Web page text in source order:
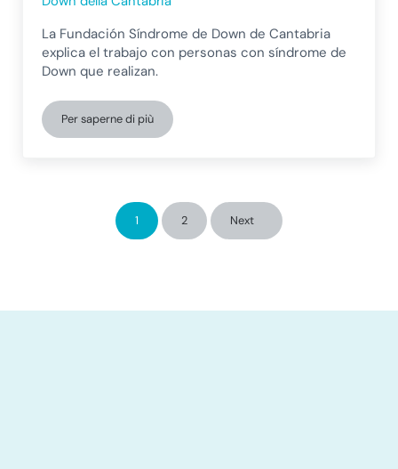
La Fundación Síndrome de Down de Cantabria
explica el trabajo con personas con síndrome de
Down que realizan.
Per saperne di piùLavoro con persone affette da sindrome di Down per
Pagina
1 Pagina
2 Next